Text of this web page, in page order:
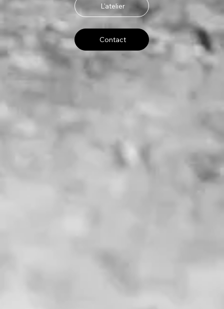
L'atelier
Contact